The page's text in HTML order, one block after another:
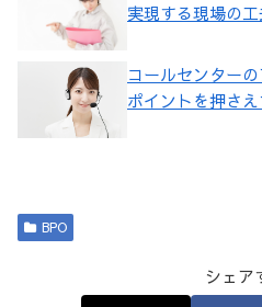
実現する現場の
コールセンター
ポイントを押さ
BPO
シェア